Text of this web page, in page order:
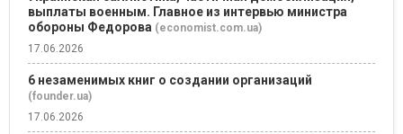
выплаты военным. Главное из интервью министра
обороны Федорова (economist.com.ua)
17.06.2026
6 незаменимых книг о создании организаций
(founder.ua)
17.06.2026